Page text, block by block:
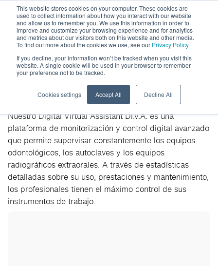
This website stores cookies on your computer. These cookies are
used to collect information about how you interact with our website
and allow us to remember you. We use this information in order to
improve and customize your browsing experience and for analytics
and metrics about our visitors both on this website and other media.
To find out more about the cookies we use, see our Privacy Policy.
If you decline, your information won’t be tracked when you visit this
website. A single cookie will be used in your browser to remember
your preference not to be tracked.
Cookies settings Accept All Decline All
Di.V.A.
Nuestro Digital Virtual Assistant Di.V.A. es una
plataforma de monitorización y control digital avanzado
que permite supervisar constantemente los equipos
odontológicos, los autoclaves y los equipos
radiográficos extraorales. A través de estadísticas
detalladas sobre su uso, prestaciones y mantenimiento,
los profesionales tienen el máximo control de sus
instrumentos de trabajo.